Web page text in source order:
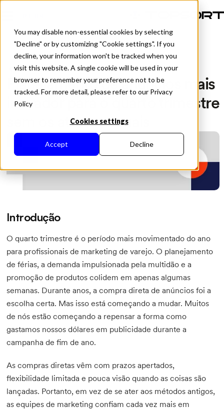
You may disable non-essential cookies by selecting
"Decline" or by customizing "Cookie settings". If you
decline, your information won't be tracked when you
visit this website. A single cookie will be used in your
browser to remember your preference not to be
tracked. For more detail, please refer to our Privacy
Policy
Cookies settings
Accept Decline
All Posts
Planejamento de anúncios mais
inovador para o quarto trimestre
sem os atrasos usuais
Introdução
O quarto trimestre é o período mais movimentado do ano
para profissionais de marketing de varejo. O planejamento
de férias, a demanda impulsionada pela multidão e a
promoção de produtos colidem em apenas algumas
semanas. Durante anos, a compra direta de anúncios foi a
escolha certa. Mas isso está começando a mudar. Muitos
de nós estão começando a repensar a forma como
gastamos nossos dólares em publicidade durante a
campanha de fim de ano.
As compras diretas vêm com prazos apertados,
flexibilidade limitada e pouca visão quando as coisas são
lançadas. Portanto, em vez de se ater aos métodos antigos,
as equipes de marketing confiam cada vez mais em